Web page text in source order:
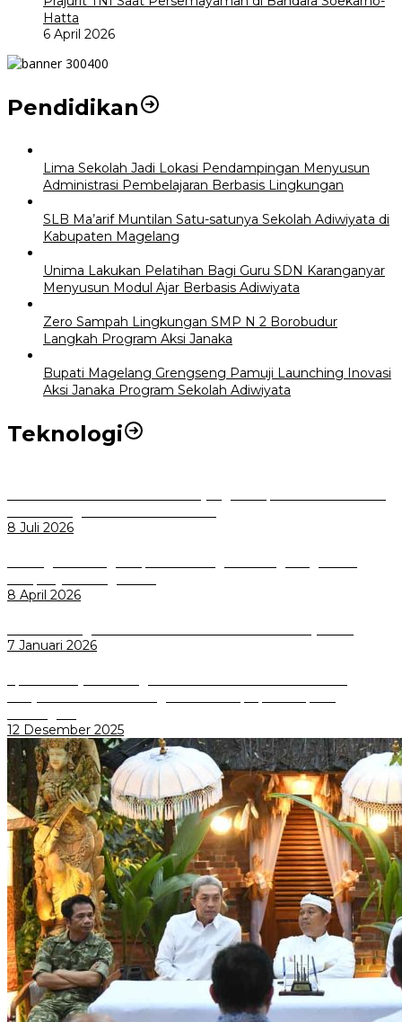
Hatta
6 April 2026
Pendidikan
Lima Sekolah Jadi Lokasi Pendampingan Menyusun
Administrasi Pembelajaran Berbasis Lingkungan
SLB Ma’arif Muntilan Satu-satunya Sekolah Adiwiyata di
Kabupaten Magelang
Unima Lakukan Pelatihan Bagi Guru SDN Karanganyar
Menyusun Modul Ajar Berbasis Adiwiyata
Zero Sampah Lingkungan SMP N 2 Borobudur
Langkah Program Aksi Janaka
Bupati Magelang Grengseng Pamuji Launching Inovasi
Aksi Janaka Program Sekolah Adiwiyata
Teknologi
8 Juli 2026
8 April 2026
7 Januari 2026
12 Desember 2025